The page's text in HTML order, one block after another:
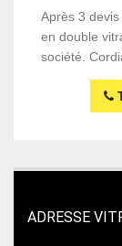
Après 3
en double
société.
ADRESSE